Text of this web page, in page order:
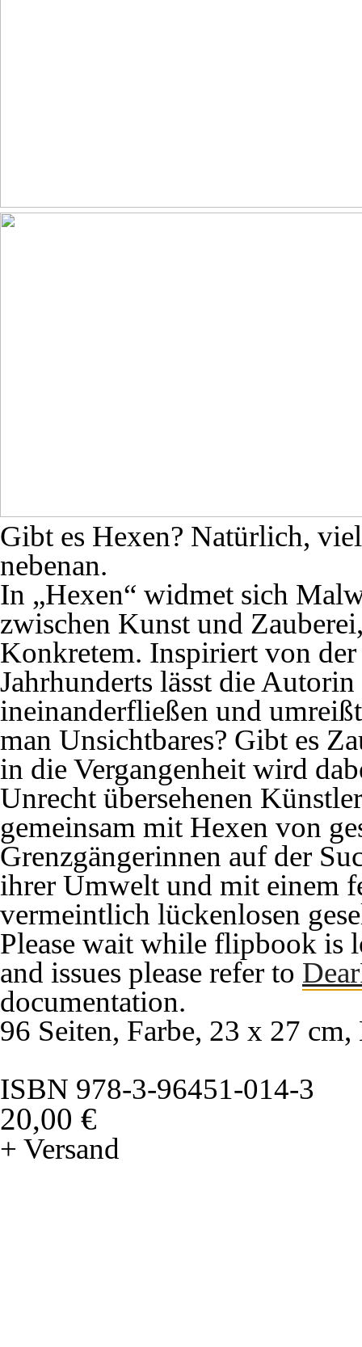
Gibt es Hexen? Natürlich,
nebenan.
In „Hexen“ widmet sich
zwischen Kunst und
Konkretem. Inspiriert von
Jahrhunderts lässt die
ineinanderfließen und
man Unsichtbares? Gibt es
in die Vergangenheit wird
Unrecht übersehenen
gemeinsam mit Hexen von
Grenzgängerinnen auf der
ihrer Umwelt und mit einem
vermeintlich lückenlosen
Please wait while flipbook is
and issues please refer to
documentation.
96 Seiten, Farbe, 23 x 27
ISBN 978-3-96451-014-3
20,00 €
+ Versand